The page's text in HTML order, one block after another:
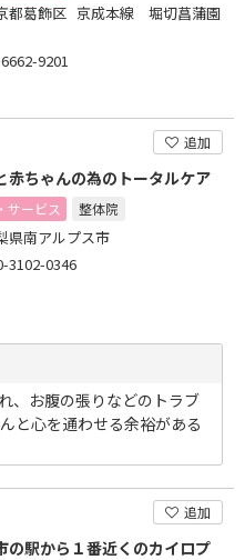
都葛飾区 京成本線 堀切菖蒲園
9201
追加
赤ちゃんの為のトータルケア
サービス 整体院
県南アルプス市
3102-0346
、お腹の張りなどのトラブ
と心を通わせる余裕がある
追加
の駅から１番近くのカイロプ